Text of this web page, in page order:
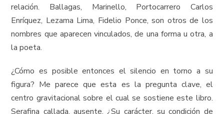
relación. Ballagas, Marinello, Portocarrero Carlos
Enríquez, Lezama Lima, Fidelio Ponce, son otros de los
nombres que aparecen vinculados, de una forma u otra, a
la poeta.
¿Cómo es posible entonces el silencio en torno a su
figura? Me parece que esta es la pregunta clave, el
centro gravitacional sobre el cual se sostiene este libro.
Serafina callada, ausente, ¿Su carácter, su condición de